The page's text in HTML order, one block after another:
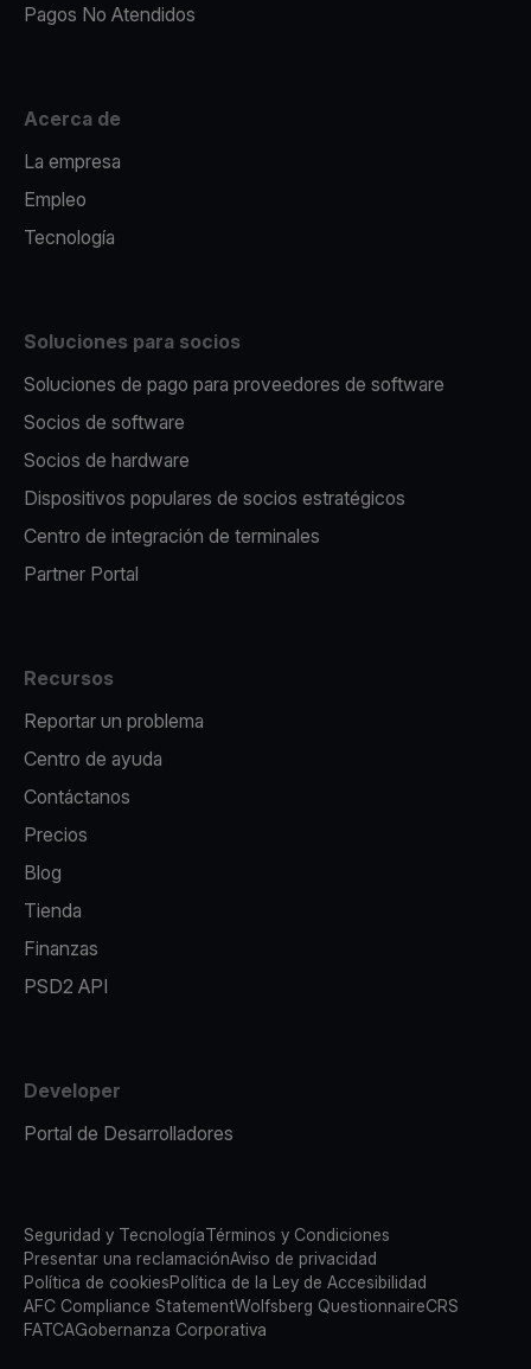
Pagos No Atendidos
Acerca de
La empresa
Empleo
Tecnología
Soluciones para socios
Soluciones de pago para proveedores de software
Socios de software
Socios de hardware
Dispositivos populares de socios estratégicos
Centro de integración de terminales
Partner Portal
Recursos
Reportar un problema
Centro de ayuda
Contáctanos
Precios
Blog
Tienda
Finanzas
PSD2 API
Developer
Portal de Desarrolladores
Seguridad y TecnologíaTérminos y Condiciones
Presentar una reclamaciónAviso de privacidad
Política de cookiesPolítica de la Ley de Accesibilidad
AFC Compliance StatementWolfsberg QuestionnaireCRS
FATCAGobernanza Corporativa